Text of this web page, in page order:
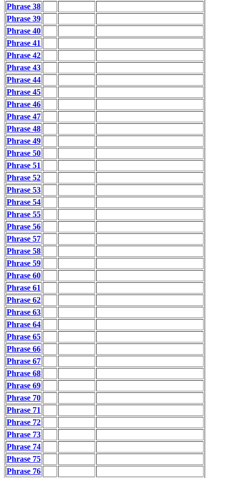
Phrase 38
Phrase 39
Phrase 40
Phrase 41
Phrase 42
Phrase 43
Phrase 44
Phrase 45
Phrase 46
Phrase 47
Phrase 48
Phrase 49
Phrase 50
Phrase 51
Phrase 52
Phrase 53
Phrase 54
Phrase 55
Phrase 56
Phrase 57
Phrase 58
Phrase 59
Phrase 60
Phrase 61
Phrase 62
Phrase 63
Phrase 64
Phrase 65
Phrase 66
Phrase 67
Phrase 68
Phrase 69
Phrase 70
Phrase 71
Phrase 72
Phrase 73
Phrase 74
Phrase 75
Phrase 76